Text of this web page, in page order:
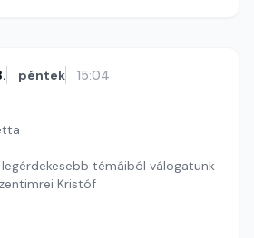
péntek 15:04
témáiból válogatunk
Kristóf